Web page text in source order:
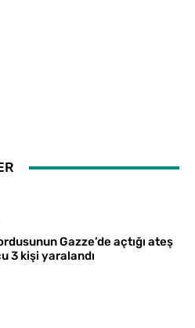
Gazze’de açtığı ateş
3 kişi yaralandı